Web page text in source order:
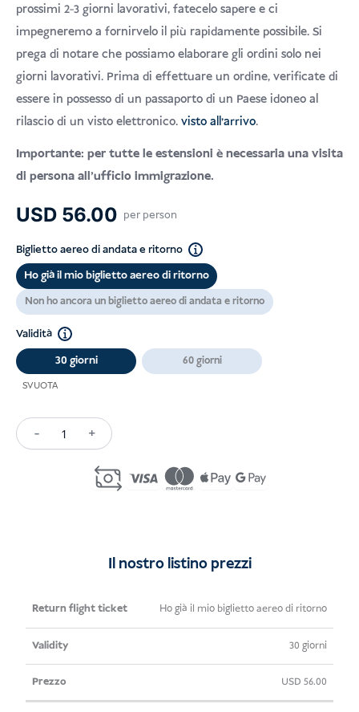
prossimi 2-3 giorni lavorativi, fatecelo sapere e ci
impegneremo a fornirvelo il più rapidamente possibile. Si
prega di notare che possiamo elaborare gli ordini solo nei
giorni lavorativi. Prima di effettuare un ordine, verificate di
essere in possesso di un passaporto di un Paese idoneo al
rilascio di un visto elettronico. visto all'arrivo.
Importante: per tutte le estensioni è necessaria una visita
di persona all'ufficio immigrazione.
USD 56.00 per person
Biglietto aereo di andata e ritorno
Ho già il mio biglietto aereo di ritorno
Non ho ancora un biglietto aereo di andata e ritorno
Validità
30 giorni
60 giorni
SVUOTA
-
e-
+
Il nostro listino prezzi
Biglietto
aereo di
andata e
ritorno
Validità Prezzo
Ho già il mio biglietto aereo di ritorno
30 giorni
USD 56.00